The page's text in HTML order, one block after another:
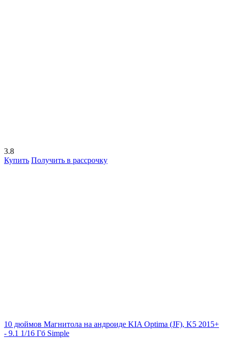
3.8
Купить Получить в рассрочку
10 дюймов Магнитола на андроиде KIA Optima (JF), K5 2015+
- 9.1 1/16 Гб Simple